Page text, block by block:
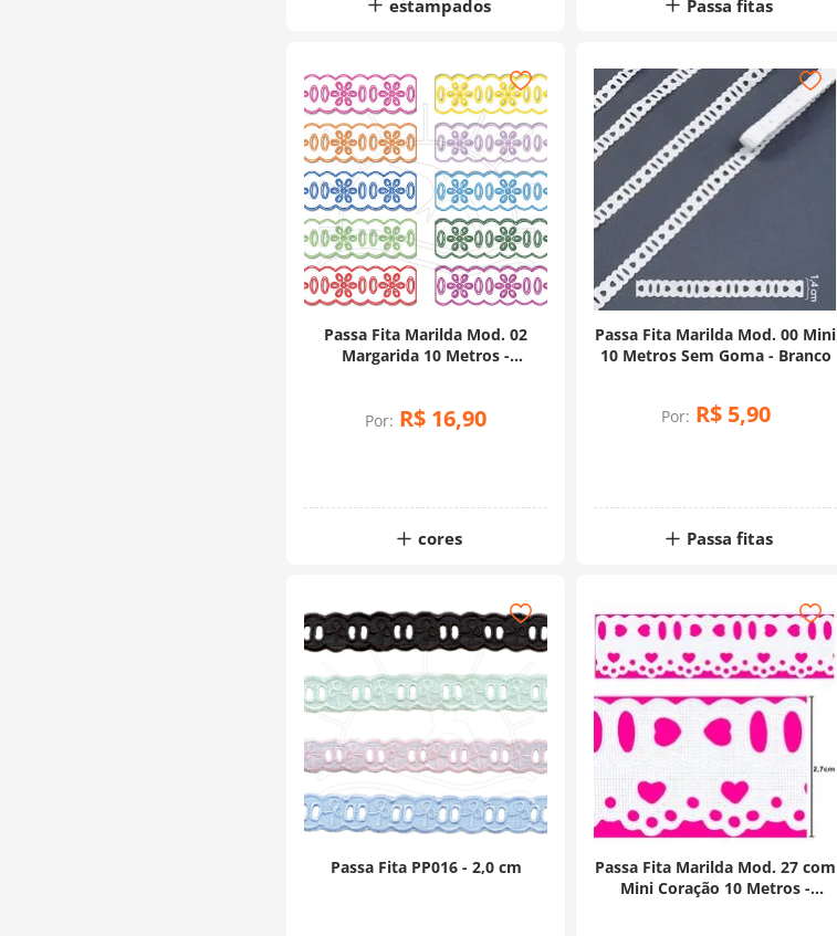
estampados Passa fitas
Passa Fita Marilda Mod. 02
Margarida 10 Metros -
Por: R$ 16,90
cores
Passa Fita Marilda Mod. 00 Mini
10 Metros Sem Goma - Branco
Por: R$ 5,90
Passa fitas
Passa Fita PP016 - 2,0 cm
Passa Fita Marilda Mod. 27 com
Mini Coração 10 Metros -